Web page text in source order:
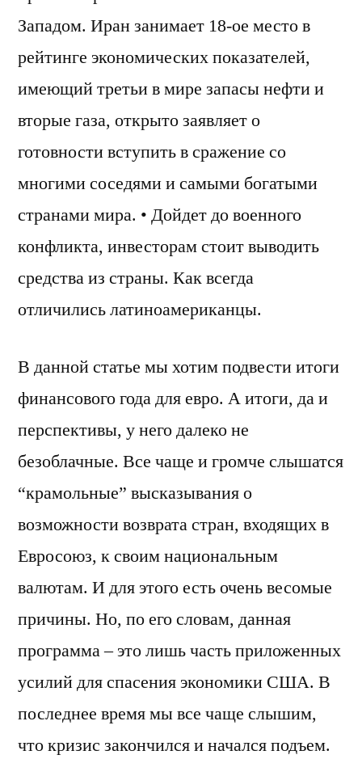
Западом. Иран занимает 18-ое место в
рейтинге экономических показателей,
имеющий третьи в мире запасы нефти и
вторые газа, открыто заявляет о
готовности вступить в сражение со
многими соседями и самыми богатыми
странами мира. • Дойдет до военного
конфликта, инвесторам стоит выводить
средства из страны. Как всегда
отличились латиноамериканцы.
В данной статье мы хотим подвести итоги
финансового года для евро. А итоги, да и
перспективы, у него далеко не
безоблачные. Все чаще и громче слышатся
“крамольные” высказывания о
возможности возврата стран, входящих в
Евросоюз, к своим национальным
валютам. И для этого есть очень весомые
причины. Но, по его словам, данная
программа – это лишь часть приложенных
усилий для спасения экономики США. В
последнее время мы все чаще слышим,
что кризис закончился и начался подъем.